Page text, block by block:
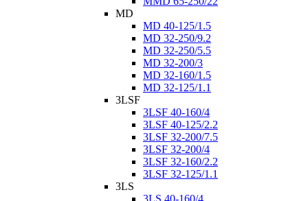
MD
MD 40-125/1.5
MD 32-250/9.2
MD 32-250/5.5
MD 32-200/3
MD 32-160/1.5
MD 32-125/1.1
3LSF
3LSF 40-160/4
3LSF 40-125/2.2
3LSF 32-200/7.5
3LSF 32-200/4
3LSF 32-160/2.2
3LSF 32-125/1.1
3LS
3LS 40-160/4